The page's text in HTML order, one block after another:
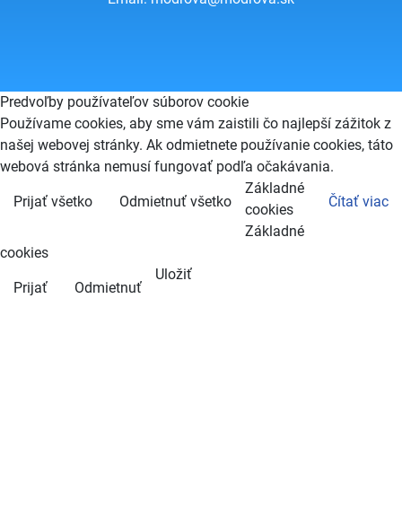
Predvoľby používateľov súborov cookie
Používame cookies, aby sme vám zaistili čo najlepší zážitok z
našej webovej stránky. Ak odmietnete používanie cookies, táto
webová stránka nemusí fungovať podľa očakávania.
Prijať všetko Odmietnuť všetko Čítať viac
Základné
cookies
Základné
cookies
Prijať Odmietnuť
Uložiť